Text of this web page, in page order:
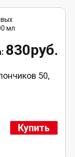
830руб.
50,
Купить